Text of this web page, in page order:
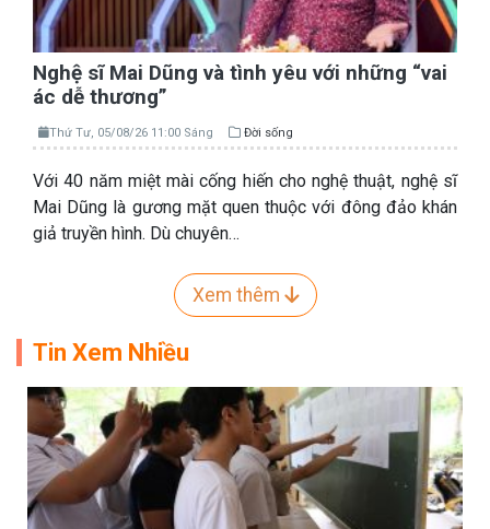
Nghệ sĩ Mai Dũng và tình yêu với những “vai
ác dễ thương”
Thứ Tư, 05/08/26 11:00 Sáng Đời sống
Với 40 năm miệt mài cống hiến cho nghệ thuật, nghệ sĩ
Mai Dũng là gương mặt quen thuộc với đông đảo khán
giả truyền hình. Dù chuyên…
Xem thêm
Tin Xem Nhiều